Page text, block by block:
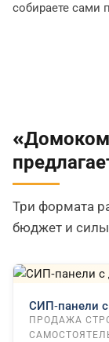
собираете сами
Три формата
бюджет и
СИП-панели с
ПРОДАЖА